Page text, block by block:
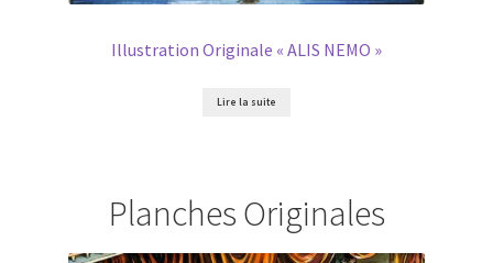
Illustration Originale « ALIS NEMO »
Lire la suite
Planches Originales